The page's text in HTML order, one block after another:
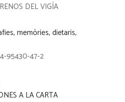
DEL VIGÍA
memòries, dietaris,
95430-47-2
A LA CARTA